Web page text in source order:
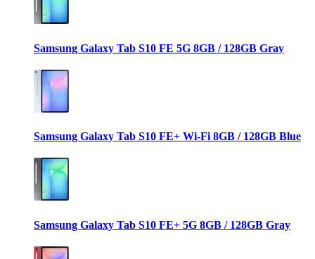
Samsung Galaxy Tab S10 FE 5G 8GB / 128GB Gray
Samsung Galaxy Tab S10 FE+ Wi-Fi 8GB / 128GB Blue
Samsung Galaxy Tab S10 FE+ 5G 8GB / 128GB Gray